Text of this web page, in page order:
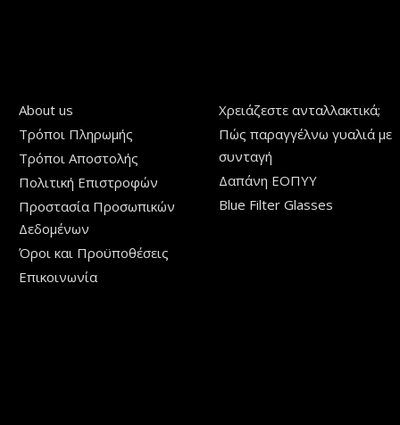
About us
Τρόποι Πληρωμής
Τρόποι Aποστολής
Πολιτική Επιστροφών
Προστασία Προσωπικών
Δεδομένων
Όροι και Προϋποθέσεις
Επικοινωνία
Χρειάζεστε ανταλλακτικά;
Πώς παραγγέλνω γυαλιά με
συνταγή
Δαπάνη ΕΟΠΥΥ
Blue Filter Glasses